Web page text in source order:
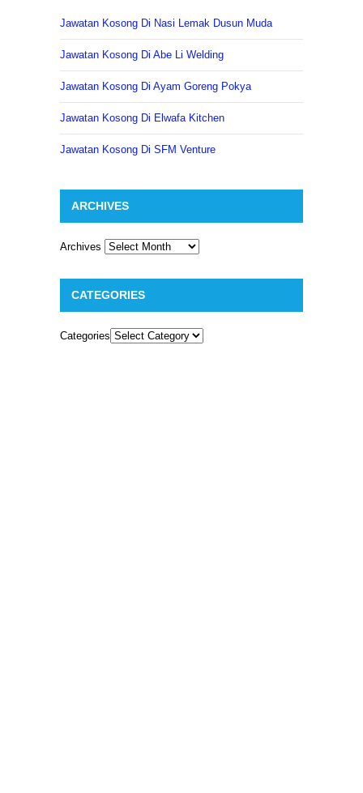
Jawatan Kosong Di Nasi Lemak Dusun Muda
Jawatan Kosong Di Abe Li Welding
Jawatan Kosong Di Ayam Goreng Pokya
Jawatan Kosong Di Elwafa Kitchen
Jawatan Kosong Di SFM Venture
ARCHIVES
Archives
CATEGORIES
Categories